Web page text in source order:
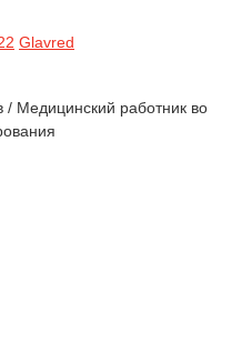
Glavred
Медицинский работник во